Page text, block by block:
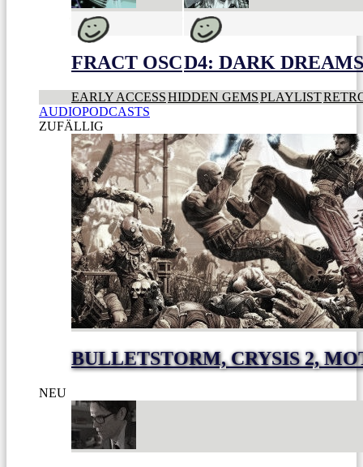
FRACT OSCD4: DARK
EARLY ACCESSHIDDEN GEMSPLAYLIST
AUDIOPODCASTS
ZUFÄLLIG
BULLETSTORM, CRYSIS 2,
NEU